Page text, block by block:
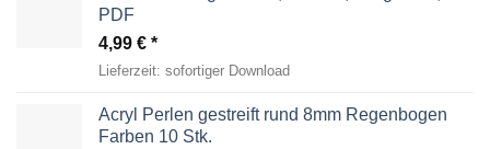
PDF
4,99 €
Lieferzeit: sofortiger Download
Acryl Perlen gestreift rund 8mm Regenbogen
Farben 10 Stk.